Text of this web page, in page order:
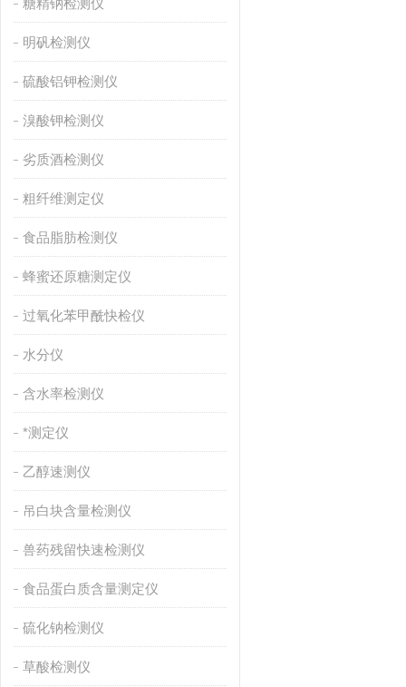
糖精钠检测仪
明矾检测仪
硫酸铝钾检测仪
溴酸钾检测仪
劣质酒检测仪
粗纤维测定仪
食品脂肪检测仪
蜂蜜还原糖测定仪
过氧化苯甲酰快检仪
水分仪
含水率检测仪
*测定仪
乙醇速测仪
吊白块含量检测仪
兽药残留快速检测仪
食品蛋白质含量测定仪
硫化钠检测仪
草酸检测仪